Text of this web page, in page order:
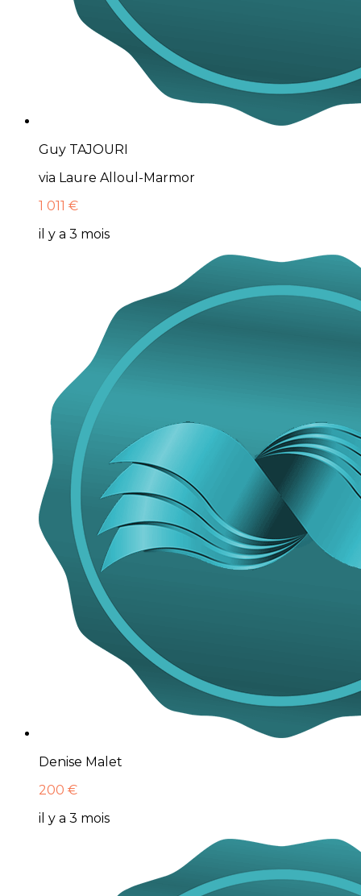
Guy TAJOURI
via Laure Alloul-Marmor
1 011 €
il y a 3 mois
Denise Malet
200 €
il y a 3 mois